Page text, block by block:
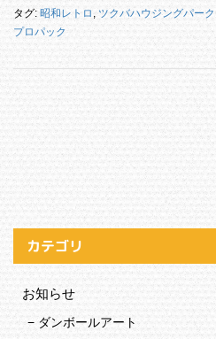
タグ: 昭和レトロ , ツクバハウジングパーク
プロパック
カテゴリ
お知らせ
ダンボールアート